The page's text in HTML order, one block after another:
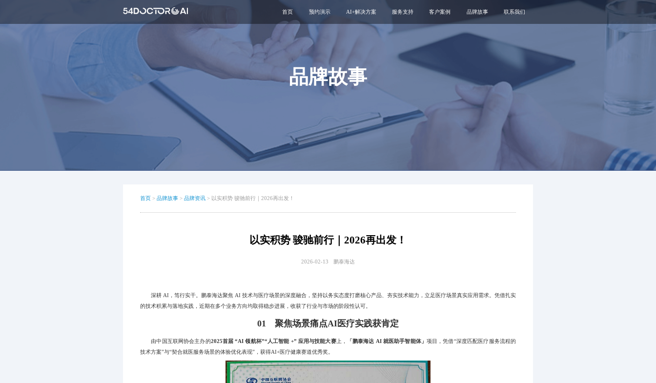
首页 预约演示 AI+解决方案
医疗用户服务智能体
互联网医院
智慧管理解决方案
服务支持
互联网运维服务
新媒体运维服务
医院云安全服务
客户案例 品牌故事
通知公告
联系我们
品牌故事
首页 > 品牌故事 > 品牌资讯 > 以实积势 骏驰前行｜2026再出发！
以实积势 骏驰前行｜2026再出发！
2026-02-13 鹏泰海达
深耕 AI，笃行实干。鹏泰海达聚焦 AI 技术与医疗场景的深度融合，坚持以务实态度打磨核心产品、夯实技术能力，立足医疗场景真实应用需求。凭借扎实
的技术积累与落地实践，近期在多个业务方向均取得稳步进展，收获了行业与市场的阶段性认可。
01 聚焦场景痛点AI医疗实践获肯定
由中国互联网协会主办的2025首届 “AI 领航杯”“人工智能 +” 应用与技能大赛上， 「鹏泰海达 AI 就医助手智能体」 项目，凭借“深度匹配医疗服务流程的
技术方案”与“契合就医服务场景的体验优化表现”，获得AI+医疗健康赛道优秀奖。